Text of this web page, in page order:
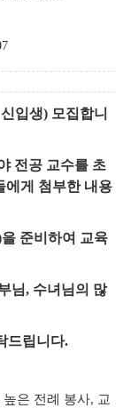
신입생) 모집합니
전공 교수를 초
에게 첨부한 내용
을 준비하여 교육
님, 수녀님의 많
드립니다.
은 전례 봉사, 교